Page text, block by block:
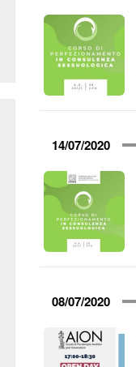
14/07/2020
08/07/2020